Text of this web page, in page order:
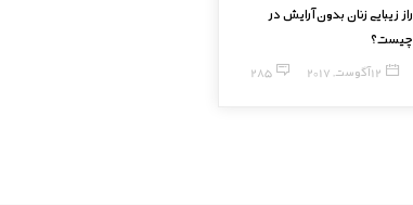
راز زیبایی زنان بدون آرایش در
چیست؟
12 آگوست, 2017 285